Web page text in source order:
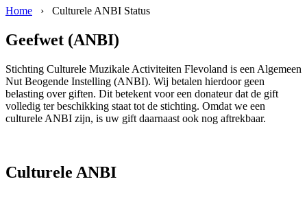
Home › Culturele ANBI Status
Geefwet (ANBI)
Stichting Culturele Muzikale Activiteiten Flevoland is een Algemeen
Nut Beogende Instelling (ANBI). Wij betalen hierdoor geen
belasting over giften. Dit betekent voor een donateur dat de gift
volledig ter beschikking staat tot de stichting. Omdat we een
culturele ANBI zijn, is uw gift daarnaast ook nog aftrekbaar.
Culturele ANBI